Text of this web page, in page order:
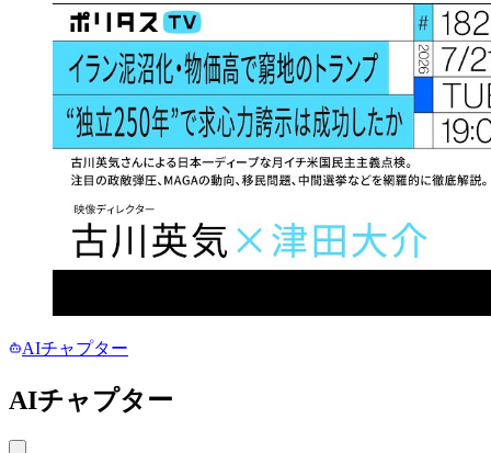
AIチャプター
AIチャプター